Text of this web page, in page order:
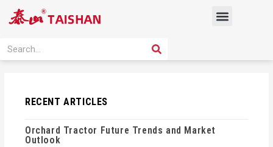
Menu
Search SEARCH
RECENT ARTICLES
Orchard Tractor Future Trends and Market
Outlook